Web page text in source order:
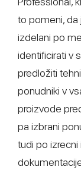
to pomeni, da
izdelani po
identificirati v
predložiti
ponudniki v
proizvode
pa izbrani
tudi po izrecni